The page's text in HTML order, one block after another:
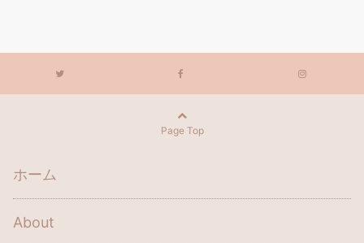
Page Top
ホーム
About